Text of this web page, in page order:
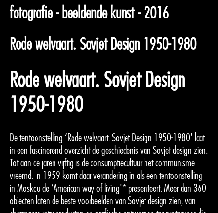
fotografie - beeldende kunst - 2016
Rode welvaart. Sovjet Design 1950-1980
Rode welvaart. Sovjet Design
1950-1980
De tentoonstelling ‘Rode welvaart. Sovjet Design 1950-1980' laat
in een fascinerend overzicht de geschiedenis van Sovjet design zien.
Tot aan de jaren vijftig is de consumptiecultuur het communisme
vreemd. In 1959 komt daar verandering in als een tentoonstelling
in Moskou de ‘American way of living'* presenteert. Meer dan 360
objecten laten de beste voorbeelden van Sovjet design zien, van